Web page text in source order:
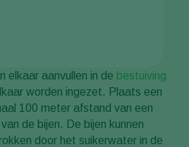
elkaar aanvullen in de bestuiving
worden ingezet. Plaats een
100 meter afstand van een
de bijen. De bijen kunnen
door het suikerwater in de